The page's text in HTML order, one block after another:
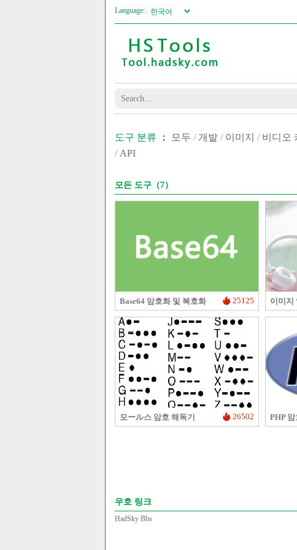
Language:
도구 분류 ： 모두 / 개발 / 이미지 / 비디오
/ API
모든 도구（7）
Base64 암호화 및 복호화 25125 이미지
모ール스 암호 해독기 26502 PHP
우호 링크
HadSky Bbs